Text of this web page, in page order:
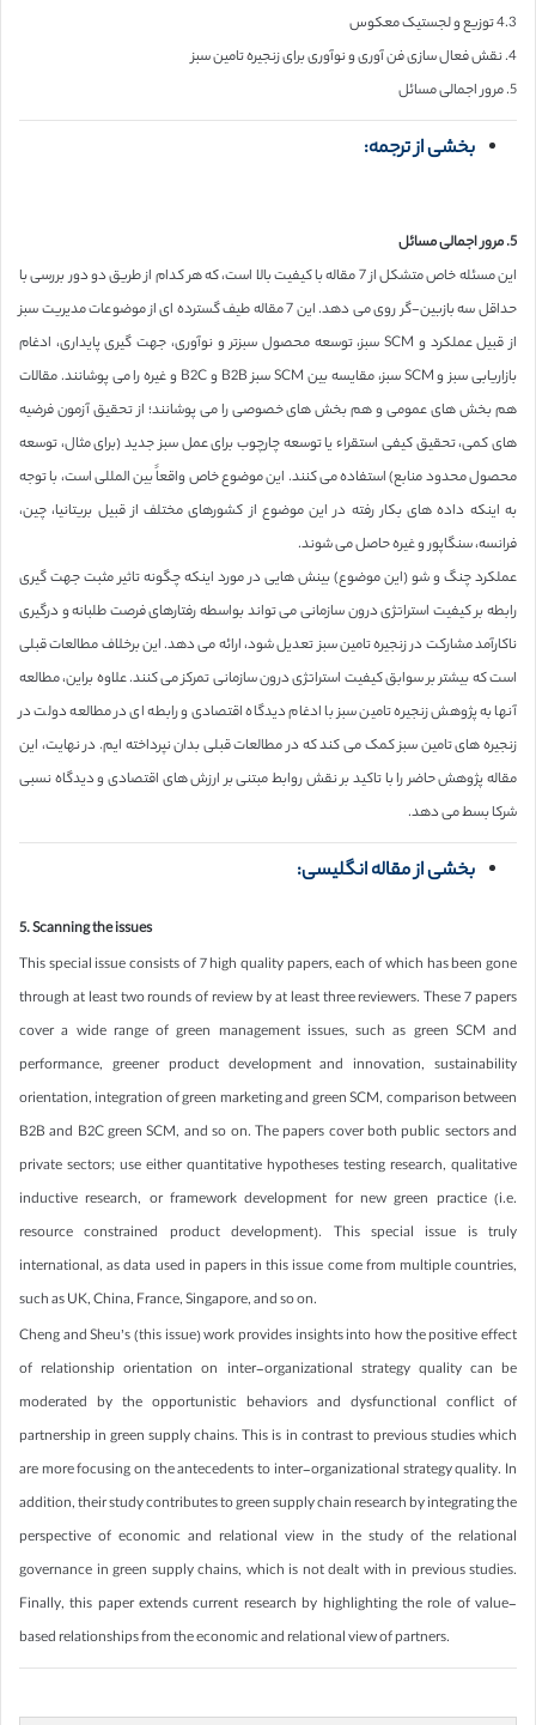
4.3 توزیع و لجستیک معکوس
4. نقش فعال سازی فن آوری و نوآوری برای زنجیره تامین سبز
5. مرور اجمالی مسائل
بخشی از ترجمه:
5. مرور اجمالی مسائل
این مسئله خاص متشکل از 7 مقاله با کیفیت بالا است، که هر کدام از طریق دو دور بررسی با
حداقل سه بازبین-گر روی می دهد. این 7 مقاله طیف گسترده ای از موضوعات مدیریت سبز
از قبیل عملکرد و SCM سبز، توسعه محصول سبزتر و نوآوری، جهت گیری پایداری، ادغام
بازاریابی سبز و SCM سبز، مقایسه بین SCM سبز B2B و B2C و غیره را می پوشانند. مقالات
هم بخش های عمومی و هم بخش های خصوصی را می پوشانند؛ از تحقیق آزمون فرضیه
های کمی، تحقیق کیفی استقراء یا توسعه چارچوب برای عمل سبز جدید (برای مثال، توسعه
محصول محدود منابع) استفاده می کنند. این موضوع خاص واقعاً بین المللی است، با توجه
به اینکه داده های بکار رفته در این موضوع از کشورهای مختلف از قبیل بریتانیا، چین،
فرانسه، سنگاپور و غیره حاصل می شوند.
عملکرد چنگ و شو (این موضوع) بینش هایی در مورد اینکه چگونه تاثیر مثبت جهت گیری
رابطه بر کیفیت استراتژی درون سازمانی می تواند بواسطه رفتارهای فرصت طلبانه و درگیری
ناکارآمد مشارکت در زنجیره تامین سبز تعدیل شود، ارائه می دهد. این برخلاف مطالعات قبلی
است که بیشتر بر سوابق کیفیت استراتژی درون سازمانی تمرکز می کنند. علاوه براین، مطالعه
آنها به پژوهش زنجیره تامین سبز با ادغام دیدگاه اقتصادی و رابطه ای در مطالعه دولت در
زنجیره های تامین سبز کمک می کند که در مطالعات قبلی بدان نپرداخته ایم. در نهایت، این
مقاله پژوهش حاضر را با تاکید بر نقش روابط مبتنی بر ارزش های اقتصادی و دیدگاه نسبی
شرکا بسط می دهد.
بخشی از مقاله انگلیسی:
5. Scanning the issues
This special issue consists of 7 high quality papers, each of which has been gone
through at least two rounds of review by at least three reviewers. These 7 papers
cover a wide range of green management issues, such as green SCM and
performance, greener product development and innovation, sustainability
orientation, integration of green marketing and green SCM, comparison between
B2B and B2C green SCM, and so on. The papers cover both public sectors and
private sectors; use either quantitative hypotheses testing research, qualitative
inductive research, or framework development for new green practice (i.e.
resource constrained product development). This special issue is truly
international, as data used in papers in this issue come from multiple countries,
such as UK, China, France, Singapore, and so on.
Cheng and Sheu’s (this issue) work provides insights into how the positive effect
of relationship orientation on inter-organizational strategy quality can be
moderated by the opportunistic behaviors and dysfunctional conflict of
partnership in green supply chains. This is in contrast to previous studies which
are more focusing on the antecedents to inter-organizational strategy quality. In
addition, their study contributes to green supply chain research by integrating the
perspective of economic and relational view in the study of the relational
governance in green supply chains, which is not dealt with in previous studies.
Finally, this paper extends current research by highlighting the role of value-
based relationships from the economic and relational view of partners.